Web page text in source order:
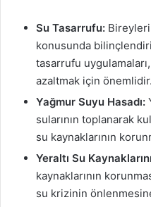
Su Tasarrufu:
konusunda
tasarrufu
azaltmak için önemlidir.
Yağmur Suyu Hasadı:
sularının toplanarak
su kaynaklarının
Yeraltı Su
kaynaklarının
su krizinin